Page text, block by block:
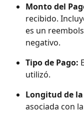
Monto del
recibido.
es un
negativo.
Tipo de Pago:
utilizó.
Longitud de
asociada con